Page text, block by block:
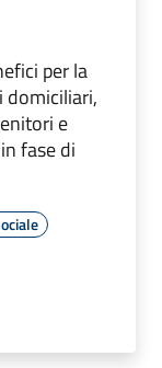
per la
domiciliari,
e
fase di